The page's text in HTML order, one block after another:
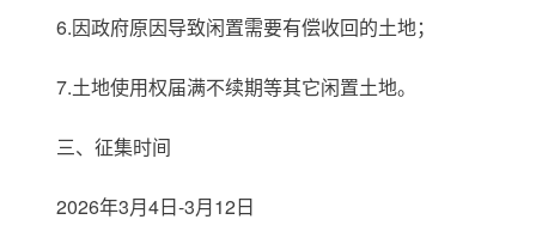
6.因政府原因导致闲置需要有偿收回的土地；
7.土地使用权届满不续期等其它闲置土地。
三、征集时间
2026年3月4日-3月12日